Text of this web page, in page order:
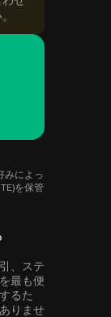
みによっ
を保管
、ステ
最も便
るた
りませ